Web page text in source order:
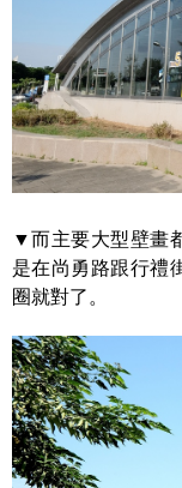
▼而主要大型壁畫
是在尚勇路跟行禮
圈就對了。